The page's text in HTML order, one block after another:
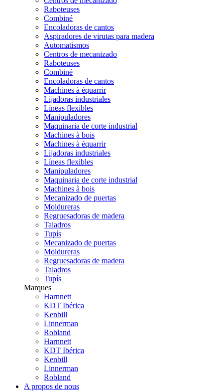
Raboteuses
Combiné
Encoladoras de cantos
Aspiradores de virutas para madera
Automatismos
Centros de mecanizado
Raboteuses
Combiné
Encoladoras de cantos
Machines à équarrir
Lijadoras industriales
Líneas flexibles
Manipuladores
Maquinaria de corte industrial
Machines à bois
Machines à équarrir
Lijadoras industriales
Líneas flexibles
Manipuladores
Maquinaria de corte industrial
Machines à bois
Mecanizado de puertas
Moldureras
Regruesadoras de madera
Taladros
Tupís
Mecanizado de puertas
Moldureras
Regruesadoras de madera
Taladros
Tupís
Marques
Harnnett
KDT Ibérica
Kenbill
Linnerman
Robland
Harnnett
KDT Ibérica
Kenbill
Linnerman
Robland
A propos de nous